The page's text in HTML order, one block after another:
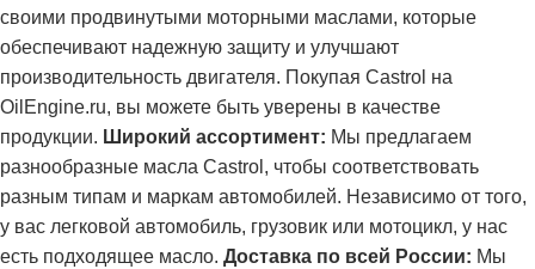
своими продвинутыми моторными маслами, которые
обеспечивают надежную защиту и улучшают
производительность двигателя. Покупая Castrol на
OilEngine.ru, вы можете быть уверены в качестве
продукции. Широкий ассортимент: Мы предлагаем
разнообразные масла Castrol, чтобы соответствовать
разным типам и маркам автомобилей. Независимо от того,
у вас легковой автомобиль, грузовик или мотоцикл, у нас
есть подходящее масло. Доставка по всей России: Мы